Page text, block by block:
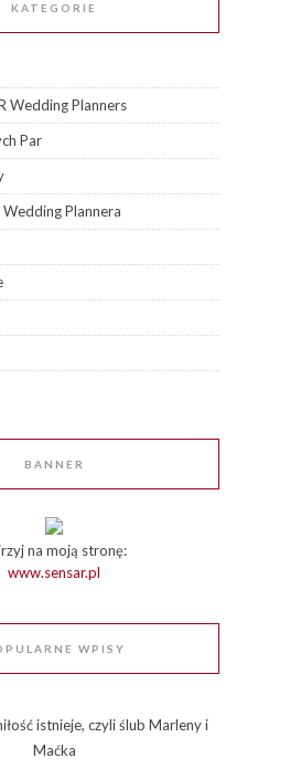
KATEGORIE
Wedding Planners
Par
Plannera
BANNER
na moją stronę:
www.sensar.pl
WPISY
istnieje, czyli ślub Marleny i
Maćka